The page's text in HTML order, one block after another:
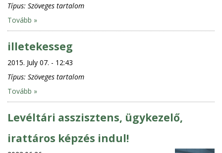
Típus: Szöveges tartalom
Tovább »
illetekesseg
2015. July 07. - 12:43
Típus: Szöveges tartalom
Tovább »
Levéltári asszisztens, ügykezelő,
irattáros képzés indul!